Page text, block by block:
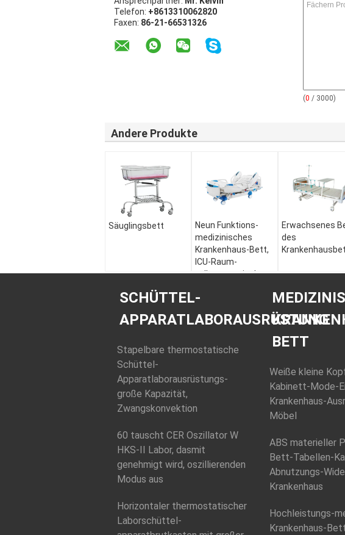
Telefon: +8613310062820
Faxen: 86-21-66531326
(0 / 3000)
Andere Produkte
Säuglingsbett
Neun Funktions-
medizinisches
Krankenhaus-Bett,
ICU-Raum-
vollautomatisches
Erwachsenes
des
SCHÜTTEL-
APPARATLABORAUSRÜSTUNG
Stapelbare thermostatische
Schüttel-
Apparatlaborausrüstungs-
große Kapazität,
Zwangskonvektion
60 tauscht CER Oszillator W
HKS-II Labor, dasmit
genehmigt wird, oszillierenden
Modus aus
Horizontaler thermostatischer
Laborschüttel-
BETT
Weiße kleine
Kabinett-Mode-
Krankenhaus-
Möbel
ABS materieller
Bett-Tabellen-
Abnutzungs-
Krankenhaus
Hochleistungs-
Krankenhaus-